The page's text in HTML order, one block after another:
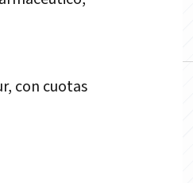
con cuotas